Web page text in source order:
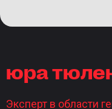
юра
Эксперт в области